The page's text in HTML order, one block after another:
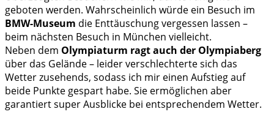
geboten werden. Wahrscheinlich würde ein Besuch im
BMW-Museum die Enttäuschung vergessen lassen –
beim nächsten Besuch in München vielleicht.
Neben dem Olympiaturm ragt auch der Olympiaberg
über das Gelände – leider verschlechterte sich das
Wetter zusehends, sodass ich mir einen Aufstieg auf
beide Punkte gespart habe. Sie ermöglichen aber
garantiert super Ausblicke bei entsprechendem Wetter.